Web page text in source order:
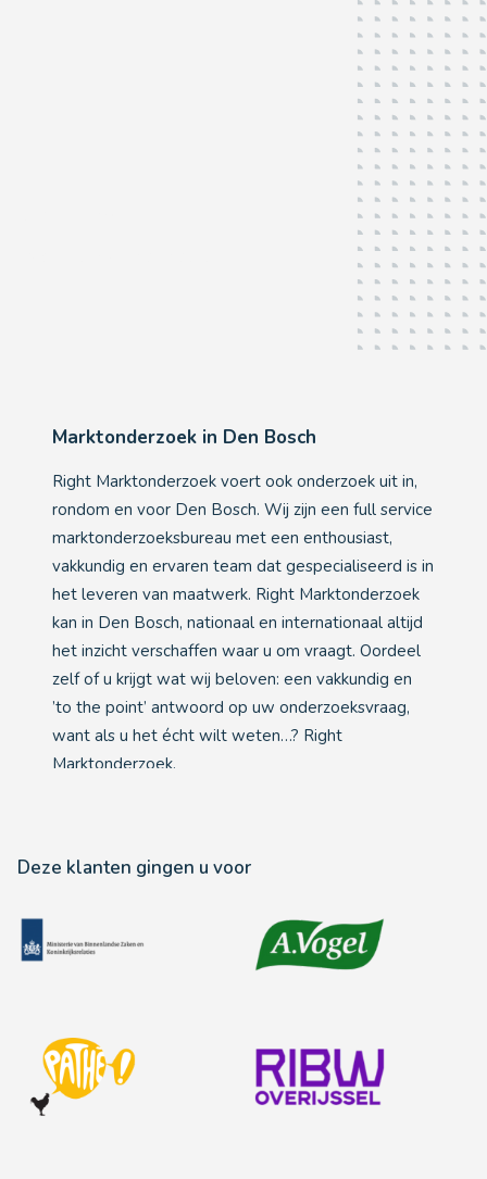
Marktonderzoek in Den Bosch
Right Marktonderzoek voert ook onderzoek uit in,
rondom en voor Den Bosch. Wij zijn een full service
marktonderzoeksbureau met een enthousiast,
vakkundig en ervaren team dat gespecialiseerd is in
het leveren van maatwerk. Right Marktonderzoek
kan in Den Bosch, nationaal en internationaal altijd
het inzicht verschaffen waar u om vraagt. Oordeel
zelf of u krijgt wat wij beloven: een vakkundig en
’to the point’ antwoord op uw onderzoeksvraag,
want als u het écht wilt weten…? Right
Marktonderzoek.
Deze klanten gingen u voor